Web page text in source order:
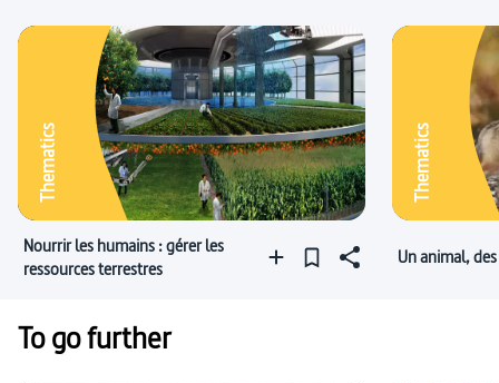
Thematics
Nourrir les humains : gérer les
ressources terrestres
Thematics
Un animal,
To go further